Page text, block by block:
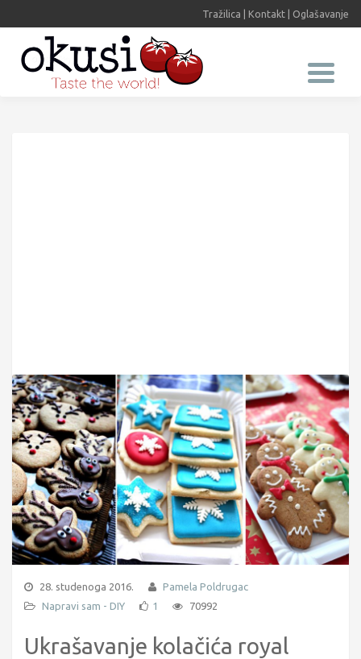
Tražilica Kontakt Oglašavanje
28. studenoga 2016.
Pamela Poldrugac
Napravi sam - DIY
1 70992
Ukrašavanje kolačića royal